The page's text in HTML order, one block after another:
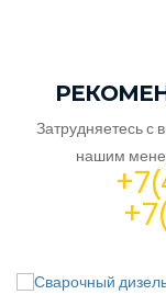
Затрудняетесь с
нашим